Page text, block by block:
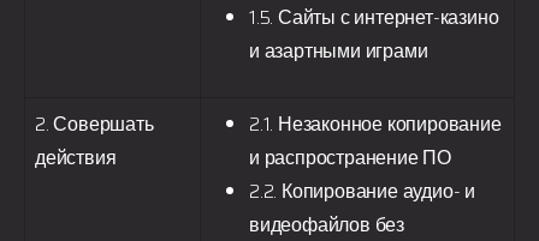
1.5. Сайты с интернет-казино
и азартными играми
2. Совершать
действия
2.1. Незаконное копирование
и распространение ПО
2.2. Копирование аудио- и
видеофайлов без